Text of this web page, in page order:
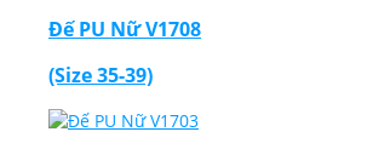
Đế PU Nữ V1708
(Size 35-39)